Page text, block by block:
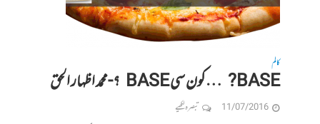
کالم
BASE? …کون سی BASE ؟-محمد اظہار الحق
11/07/2016 تبصرہ لکھیے